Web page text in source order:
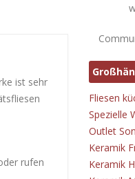
ist sehr
rufen
Fliesen
Spezielle
Outlet
Keramik
Keramik